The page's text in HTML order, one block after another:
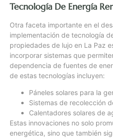
Tecnología De Energía
Otra faceta importante en el
implementación de tecnología
propiedades de lujo en La Paz
incorporar sistemas que
dependencia de fuentes de
de estas tecnologías incluyen:
Páneles solares para la
Sistemas de recolección
Calentadores solares de
Estas innovaciones no solo
energética, sino que también